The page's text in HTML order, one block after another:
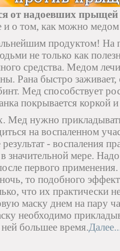
от надоевших прыщей
и о том, как можно медом
продуктом! На
не только как
средства. Медом
Рана быстро
Мед способствует
покрывается коркой и
Мед нужно
на воспаленном
- воспаления
мере. Надо
первого
то подобного
что их практически
маску днем на пару
необходимо
большее время.